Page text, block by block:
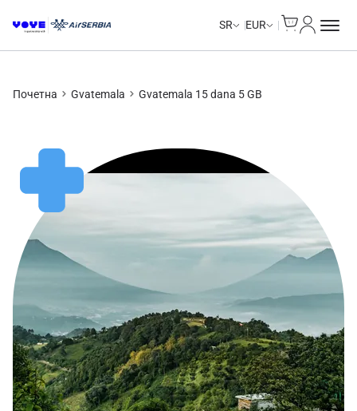
SR EUR
Почетна Gvatemala Gvatemala 15 dana 5 GB